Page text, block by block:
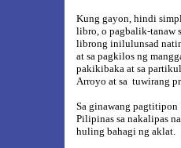
Kung gayon, hindi
libro, o pagbalik-tanaw
librong inilulunsad natin
at sa pagkilos ng
pakikibaka at sa
Arroyo at sa tuwirang
Sa ginawang pagtitipon
Pilipinas sa nakalipas
huling bahagi ng aklat.